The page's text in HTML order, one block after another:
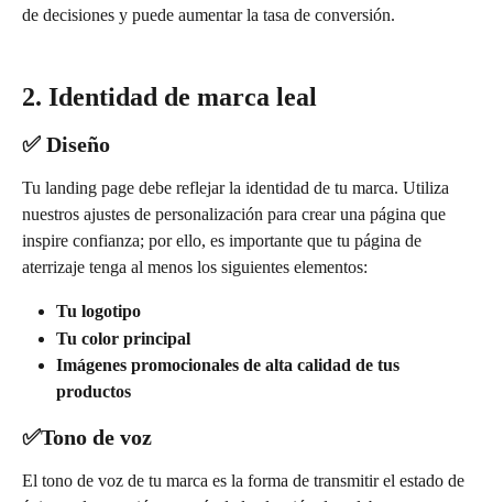
de decisiones y puede aumentar la tasa de conversión.
2. Identidad de marca leal
✅ Diseño
Tu landing page debe reflejar la identidad de tu marca. Utiliza
nuestros ajustes de personalización para crear una página que
inspire confianza; por ello, es importante que tu página de
aterrizaje tenga al menos los siguientes elementos:
Tu logotipo
Tu color principal
Imágenes promocionales de alta calidad de tus
productos
✅Tono de voz
El tono de voz de tu marca es la forma de transmitir el estado de